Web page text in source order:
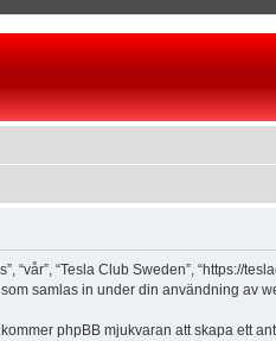
“Tesla Club Sweden”, “https://
samlas in under din användning av
phpBB mjukvaran att skapa ett